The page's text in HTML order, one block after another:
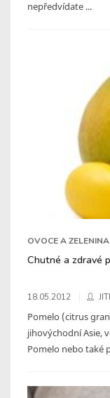
nepředvídate ...
OVOCE A ZELENINA
Chutné a zdravé
18.05.2012
Pomelo (citrus
jihovýchodní Asie,
Pomelo nebo také